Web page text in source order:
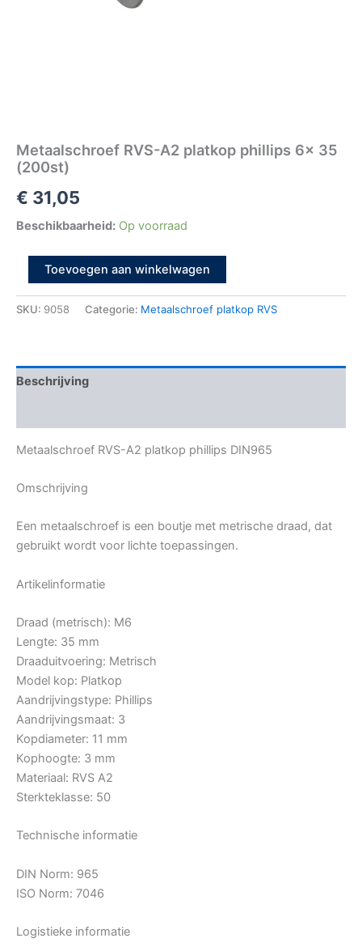
Metaalschroef RVS-A2 platkop phillips 6x 35
(200st)
€ 31,05
Beschikbaarheid: Op voorraad
Toevoegen aan winkelwagen
SKU: 9058 Categorie: Metaalschroef platkop RVS
Beschrijving
Metaalschroef RVS-A2 platkop phillips DIN965
Omschrijving
Een metaalschroef is een boutje met metrische draad, dat
gebruikt wordt voor lichte toepassingen.
Artikelinformatie
Draad (metrisch): M6
Lengte: 35 mm
Draaduitvoering: Metrisch
Model kop: Platkop
Aandrijvingstype: Phillips
Aandrijvingsmaat: 3
Kopdiameter: 11 mm
Kophoogte: 3 mm
Materiaal: RVS A2
Sterkteklasse: 50
Technische informatie
DIN Norm: 965
ISO Norm: 7046
Logistieke informatie